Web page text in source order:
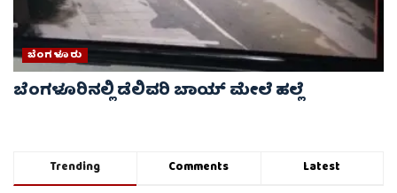
ಬೆಂಗಳೂರು
ಬೆಂಗಳೂರಿನಲ್ಲಿ ಡೆಲಿವರಿ ಬಾಯ್ ಮೇಲೆ‌ ಹಲ್ಲೆ
Trending Comments Latest